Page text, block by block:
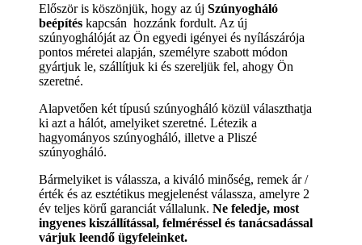
Először is köszönjük, hogy az új Szúnyogháló
beépítés kapcsán hozzánk fordult. Az új
szúnyoghálóját az Ön egyedi igényei és nyílászárója
pontos méretei alapján, személyre szabott módon
gyártjuk le, szállítjuk ki és szereljük fel, ahogy Ön
szeretné.
Alapvetően két típusú szúnyogháló közül választhatja
ki azt a hálót, amelyiket szeretné. Létezik a
hagyományos szúnyogháló, illetve a Pliszé
szúnyogháló.
Bármelyiket is válassza, a kiváló minőség, remek ár /
érték és az esztétikus megjelenést válassza, amelyre 2
év teljes körű garanciát vállalunk. Ne feledje, most
ingyenes kiszállítással, felméréssel és tanácsadással
várjuk leendő ügyfeleinket.